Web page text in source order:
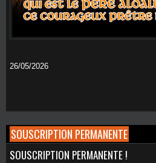
26/05/2026
SOUSCRIPTION PERMANENTE
SOUSCRIPTION PERMANENTE !